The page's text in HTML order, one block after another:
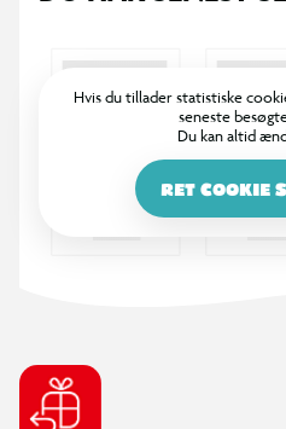
2 knæbeskyttere
2 håndledsbeskyttere
Hvis du tillader statistiske
seneste
Du kan altid
RET COOKIE